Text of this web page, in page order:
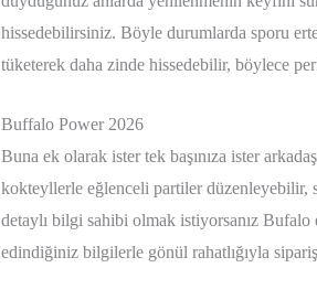
hissedebilirsiniz. Böyle durumlarda sporu
tüketerek daha zinde hissedebilir, böylece
Buffalo Power 2026
Buna ek olarak ister tek başınıza ister
kokteyllerle eğlenceli partiler düzenleyebilir,
detaylı bilgi sahibi olmak istiyorsanız
edindiğiniz bilgilerle gönül rahatlığıyla